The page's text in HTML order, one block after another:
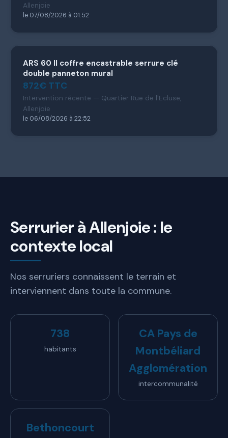
Allenjoie
le 07/08/2026 à 01:52
ARS 60 II coffre encastrable serrure clé
double panneton mural
872€ TTC
Intervention récente — Quartier Rue de l'Ecluse,
Allenjoie
le 06/08/2026 à 22:52
Serrurier à Allenjoie : le
contexte local
Nos serruriers connaissent le terrain et
interviennent dans toute la commune.
738
habitants
CA Pays de
Montbéliard
Agglomération
intercommunalité
Bethoncourt